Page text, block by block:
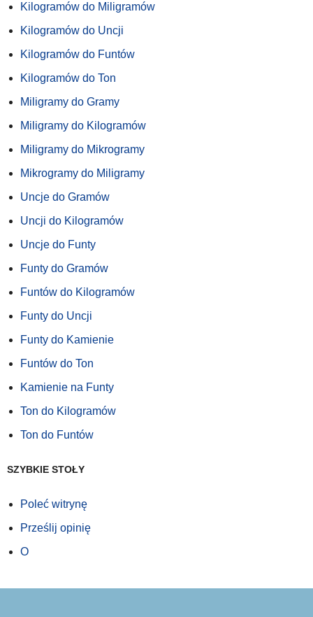
Kilogramów do Miligramów
Kilogramów do Uncji
Kilogramów do Funtów
Kilogramów do Ton
Miligramy do Gramy
Miligramy do Kilogramów
Miligramy do Mikrogramy
Mikrogramy do Miligramy
Uncje do Gramów
Uncji do Kilogramów
Uncje do Funty
Funty do Gramów
Funtów do Kilogramów
Funty do Uncji
Funty do Kamienie
Funtów do Ton
Kamienie na Funty
Ton do Kilogramów
Ton do Funtów
SZYBKIE STOŁY
Poleć witrynę
Prześlij opinię
O